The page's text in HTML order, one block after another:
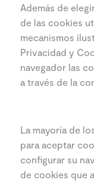
Además de
de las cookies
mecanismos
Privacidad y
navegador las
a través de la
La mayoría de
para aceptar
configurar su
de cookies que